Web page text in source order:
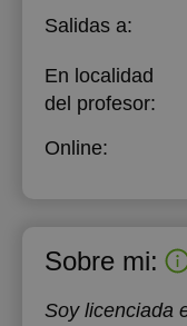
Salidas a:
En localidad
del profesor:
Online:
Sobre mi:
Soy licenciada